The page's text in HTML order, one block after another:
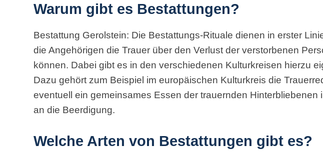
Warum gibt es Bestattungen?
Bestattung Gerolstein: Die Bestattungs-Rituale dienen in erster
die Angehörigen die Trauer über den Verlust der verstorbenen
können. Dabei gibt es in den verschiedenen Kulturkreisen hierzu
Dazu gehört zum Beispiel im europäischen Kulturkreis die
eventuell ein gemeinsames Essen der trauernden Hinterbliebenen
an die Beerdigung.
Welche Arten von Bestattungen gibt es?